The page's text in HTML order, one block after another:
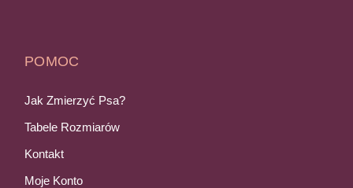
POMOC
Jak Zmierzyć Psa?
Tabele Rozmiarów
Kontakt
Moje Konto